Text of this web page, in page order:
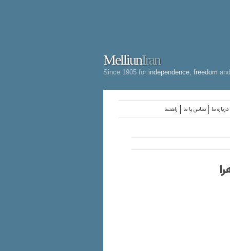
MelliunIran
Since 1905 for independence freedom
راهنما تماس با ما درباره ما